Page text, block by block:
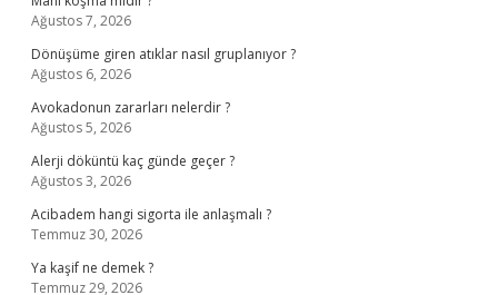
Ağustos 7, 2026
Dönüşüme giren atıklar nasıl gruplanıyor ?
Ağustos 6, 2026
Avokadonun zararları nelerdir ?
Ağustos 5, 2026
Alerji döküntü kaç günde geçer ?
Ağustos 3, 2026
Acibadem hangi sigorta ile anlaşmalı ?
Temmuz 30, 2026
Ya kaşif ne demek ?
Temmuz 29, 2026